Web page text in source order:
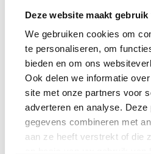
Deze website maakt
We gebruiken cookies om
te personaliseren, om
bieden en om ons
Ook delen we informatie
site met onze partners voor
adverteren en analyse.
gegevens combineren met
aan ze heeft verstrekt of die